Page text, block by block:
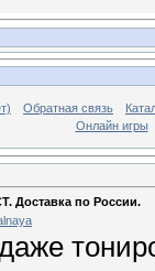
Обратная связь
Онлайн игры
Доставка по России.